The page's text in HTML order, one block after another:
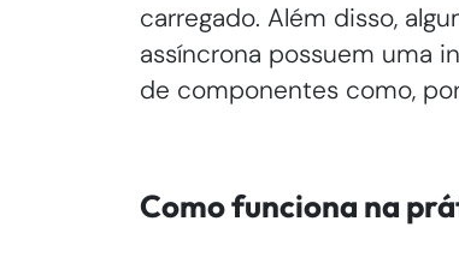
carregado. Além disso,
assíncrona possuem uma
de componentes como,
Como funciona na